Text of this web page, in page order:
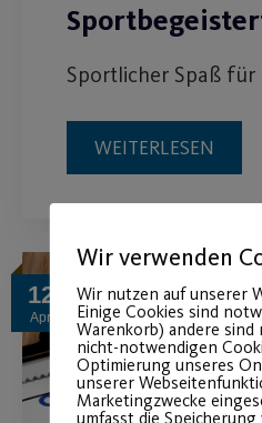
Sportlicher Spaß
WEITERLESEN
12
Apr.
Wir verwenden
Wir nutzen auf unserer
Einige Cookies sind
Warenkorb) andere
nicht-notwendigen
Optimierung unseres
unserer
Marketingzwecke
umfasst die